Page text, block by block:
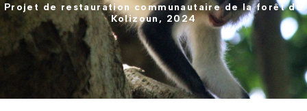
Projet de restauration communautaire de la forêt de
Kolizoun, 2024